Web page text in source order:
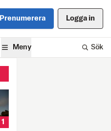
Prenumerera Logga in
Meny Sök
1